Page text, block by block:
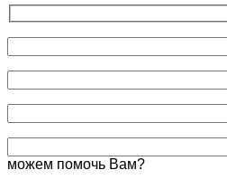
можем помочь Вам?